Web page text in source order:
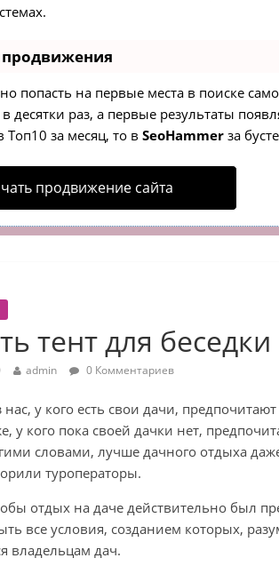
попасть на первые места в поиске
десятки раз, а первые результаты
Топ10 за месяц, то в SeoHammerза
продвижение сайта
тент для беседки
admin 0 Комментариев
у кого есть свои дачи,
у кого пока своей дачки нет,
словами, лучше дачного отдыха
туроператоры.
отдых на даче действительно был
все условия, созданием которых,
владельцам дач.